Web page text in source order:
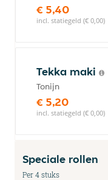
€ 5,40
incl. statiegeld (€ 0,00)
Tekka maki
Tonijn
€ 5,20
incl. statiegeld (€ 0,00)
Speciale rollen
Per 4 stuks